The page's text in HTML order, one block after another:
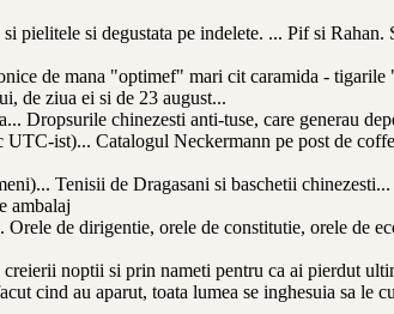
si degustata pe indelete. ... Pif si Rahan.
de mana "optimef" mari cit caramida -
de ziua ei si de 23 august...
Dropsurile chinezesti anti-tuse, care generau
ist)... Catalogul Neckermann pe post de
Tenisii de Dragasani si baschetii
ambalaj
de dirigentie, orele de constitutie, orele de
noptii si prin nameti pentru ca ai pierdut
cind au aparut, toata lumea se inghesuia sa le